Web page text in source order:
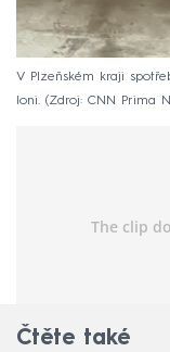
V Plzeňském kraji
loni. (Zdroj: CNN Prima
Čtěte také